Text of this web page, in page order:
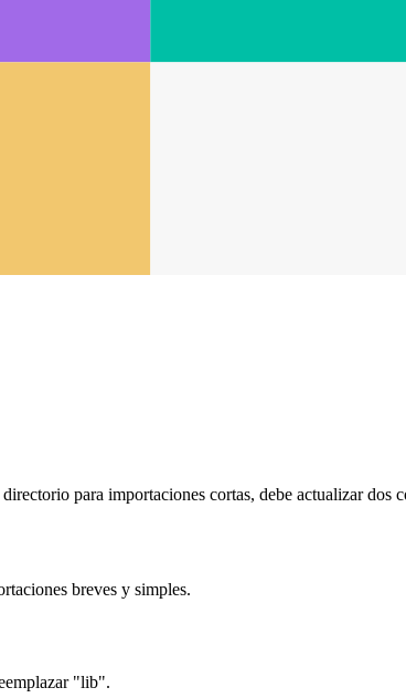
para importaciones cortas, debe actualizar dos
breves y simples.